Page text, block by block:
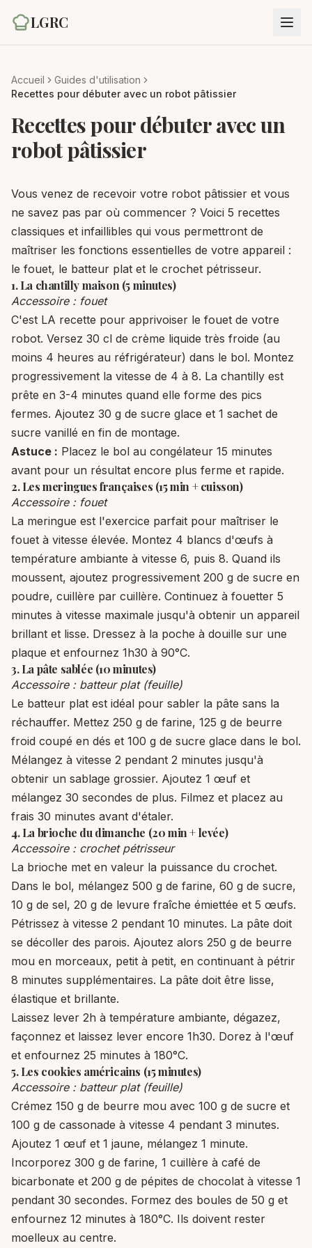
LGRC
Accueil
Guides d'utilisation
Recettes pour débuter avec un robot pâtissier
Recettes pour débuter avec un
robot pâtissier
Vous venez de recevoir votre robot pâtissier et vous
ne savez pas par où commencer ? Voici 5 recettes
classiques et infaillibles qui vous permettront de
maîtriser les fonctions essentielles de votre appareil :
le fouet, le batteur plat et le crochet pétrisseur.
1. La chantilly maison (5 minutes)
Accessoire : fouet
C'est LA recette pour apprivoiser le fouet de votre
robot. Versez 30 cl de crème liquide très froide (au
moins 4 heures au réfrigérateur) dans le bol. Montez
progressivement la vitesse de 4 à 8. La chantilly est
prête en 3-4 minutes quand elle forme des pics
fermes. Ajoutez 30 g de sucre glace et 1 sachet de
sucre vanillé en fin de montage.
Astuce : Placez le bol au congélateur 15 minutes
avant pour un résultat encore plus ferme et rapide.
2. Les meringues françaises (15 min + cuisson)
Accessoire : fouet
La meringue est l'exercice parfait pour maîtriser le
fouet à vitesse élevée. Montez 4 blancs d'œufs à
température ambiante à vitesse 6, puis 8. Quand ils
moussent, ajoutez progressivement 200 g de sucre en
poudre, cuillère par cuillère. Continuez à fouetter 5
minutes à vitesse maximale jusqu'à obtenir un appareil
brillant et lisse. Dressez à la poche à douille sur une
plaque et enfournez 1h30 à 90°C.
3. La pâte sablée (10 minutes)
Accessoire : batteur plat (feuille)
Le batteur plat est idéal pour sabler la pâte sans la
réchauffer. Mettez 250 g de farine, 125 g de beurre
froid coupé en dés et 100 g de sucre glace dans le bol.
Mélangez à vitesse 2 pendant 2 minutes jusqu'à
obtenir un sablage grossier. Ajoutez 1 œuf et
mélangez 30 secondes de plus. Filmez et placez au
frais 30 minutes avant d'étaler.
4. La brioche du dimanche (20 min + levée)
Accessoire : crochet pétrisseur
La brioche met en valeur la puissance du crochet.
Dans le bol, mélangez 500 g de farine, 60 g de sucre,
10 g de sel, 20 g de levure fraîche émiettée et 5 œufs.
Pétrissez à vitesse 2 pendant 10 minutes. La pâte doit
se décoller des parois. Ajoutez alors 250 g de beurre
mou en morceaux, petit à petit, en continuant à pétrir
8 minutes supplémentaires. La pâte doit être lisse,
élastique et brillante.
Laissez lever 2h à température ambiante, dégazez,
façonnez et laissez lever encore 1h30. Dorez à l'œuf
et enfournez 25 minutes à 180°C.
5. Les cookies américains (15 minutes)
Accessoire : batteur plat (feuille)
Crémez 150 g de beurre mou avec 100 g de sucre et
100 g de cassonade à vitesse 4 pendant 3 minutes.
Ajoutez 1 œuf et 1 jaune, mélangez 1 minute.
Incorporez 300 g de farine, 1 cuillère à café de
bicarbonate et 200 g de pépites de chocolat à vitesse 1
pendant 30 secondes. Formez des boules de 50 g et
enfournez 12 minutes à 180°C. Ils doivent rester
moelleux au centre.